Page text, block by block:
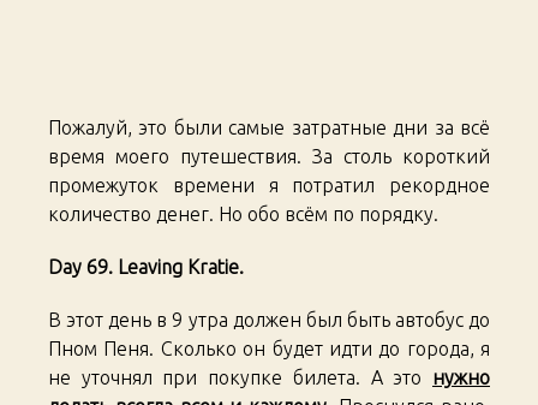
69-
73
Пожалуй, это были самые затратные дни за всё
время моего путешествия. За столь короткий
промежуток времени я потратил рекордное
количество денег. Но обо всём по порядку.
Day 69. Leaving Kratie.
В этот день в 9 утра должен был быть автобус до
Пном Пеня. Сколько он будет идти до города, я
не уточнял при покупке билета. А это нужно